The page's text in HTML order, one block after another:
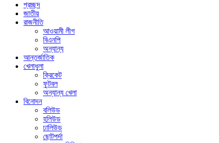
প্রচ্ছদ
জাতীয়
রাজনীতি
আওয়ামী লীগ
বিএনপি
অন্যান্য
আন্তর্জাতিক
খেলাধুলা
ক্রিকেট
ফুটবল
অন্যান্য খেলা
বিনোদন
বলিউড
হলিউড
ঢালিউড
ছোটপর্দা